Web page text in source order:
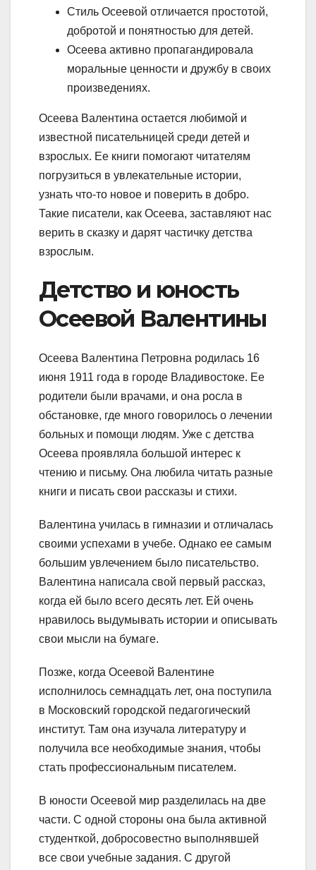
Стиль Осеевой отличается простотой,
добротой и понятностью для детей.
Осеева активно пропагандировала
моральные ценности и дружбу в своих
произведениях.
Осеева Валентина остается любимой и
известной писательницей среди детей и
взрослых. Ее книги помогают читателям
погрузиться в увлекательные истории,
узнать что-то новое и поверить в добро.
Такие писатели, как Осеева, заставляют нас
верить в сказку и дарят частичку детства
взрослым.
Детство и юность
Осеевой Валентины
Осеева Валентина Петровна родилась 16
июня 1911 года в городе Владивостоке. Ее
родители были врачами, и она росла в
обстановке, где много говорилось о лечении
больных и помощи людям. Уже с детства
Осеева проявляла большой интерес к
чтению и письму. Она любила читать разные
книги и писать свои рассказы и стихи.
Валентина училась в гимназии и отличалась
своими успехами в учебе. Однако ее самым
большим увлечением было писательство.
Валентина написала свой первый рассказ,
когда ей было всего десять лет. Ей очень
нравилось выдумывать истории и описывать
свои мысли на бумаге.
Позже, когда Осеевой Валентине
исполнилось семнадцать лет, она поступила
в Московский городской педагогический
институт. Там она изучала литературу и
получила все необходимые знания, чтобы
стать профессиональным писателем.
В юности Осеевой мир разделилась на две
части. С одной стороны она была активной
студенткой, добросовестно выполнявшей
все свои учебные задания. С другой